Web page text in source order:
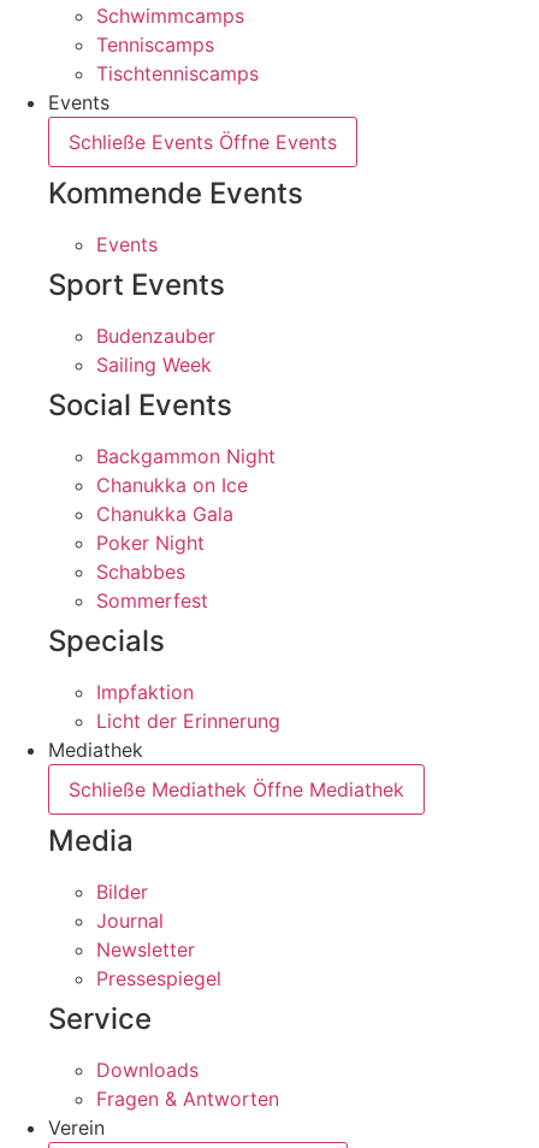
Schwimmcamps
Tenniscamps
Tischtenniscamps
Events
Schließe Events Öffne Events
Kommende Events
Events
Sport Events
Budenzauber
Sailing Week
Social Events
Backgammon Night
Chanukka on Ice
Chanukka Gala
Poker Night
Schabbes
Sommerfest
Specials
Impfaktion
Licht der Erinnerung
Mediathek
Schließe Mediathek Öffne Mediathek
Media
Bilder
Journal
Newsletter
Pressespiegel
Service
Downloads
Fragen & Antworten
Verein